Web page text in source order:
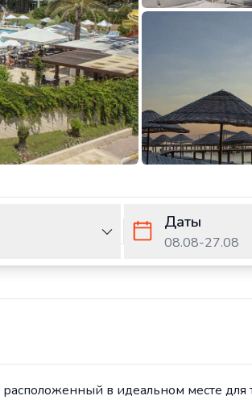
Даты
08.08-27.08
в идеальном месте для